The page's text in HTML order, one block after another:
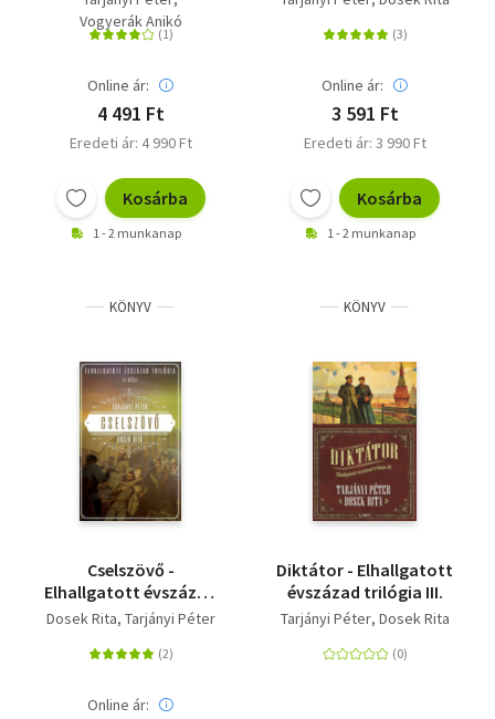
Vogyerák Anikó
Online ár:
4 491 Ft
Eredeti ár: 4 990 Ft
Kosárba
1 - 2 munkanap
Online ár:
3 591 Ft
Eredeti ár: 3 990 Ft
Kosárba
1 - 2 munkanap
KÖNYV
Cselszövő -
Elhallgatott évszázad
trilógia II.
Dosek Rita Tarjányi Péter
Online ár:
KÖNYV
Diktátor - Elhallgatott
évszázad trilógia III.
Tarjányi Péter Dosek Rita